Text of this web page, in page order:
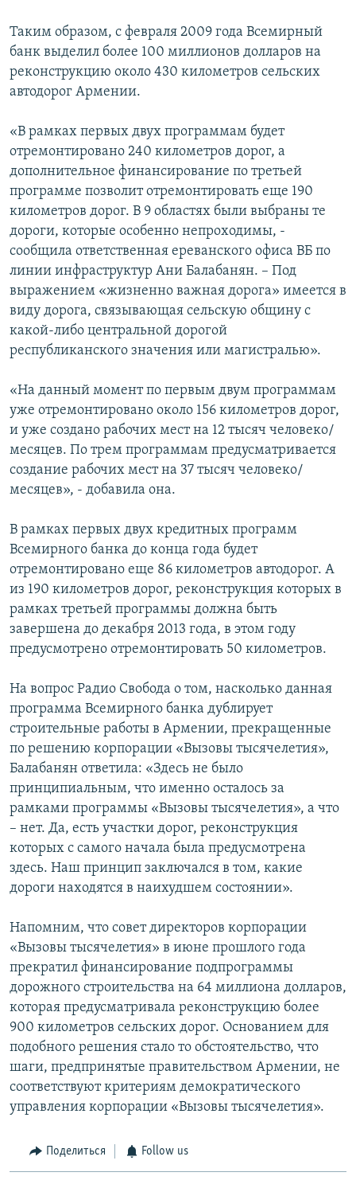
Таким образом, с февраля 2009 года Всемирный
банк выделил более 100 миллионов долларов на
реконструкцию около 430 километров сельских
автодорог Армении.
«В рамках первых двух программам будет
отремонтировано 240 километров дорог, а
дополнительное финансирование по третьей
программе позволит отремонтировать еще 190
километров дорог. В 9 областях были выбраны те
дороги, которые особенно непроходимы, -
сообщила ответственная ереванского офиса ВБ по
линии инфраструктур Ани Балабанян. – Под
выражением «жизненно важная дорога» имеется в
виду дорога, связывающая сельскую общину с
какой-либо центральной дорогой
республиканского значения или магистралью».
«На данный момент по первым двум программам
уже отремонтировано около 156 километров дорог,
и уже создано рабочих мест на 12 тысяч человеко/
месяцев. По трем программам предусматривается
создание рабочих мест на 37 тысяч человеко/
месяцев», - добавила она.
В рамках первых двух кредитных программ
Всемирного банка до конца года будет
отремонтировано еще 86 километров автодорог. А
из 190 километров дорог, реконструкция которых в
рамках третьей программы должна быть
завершена до декабря 2013 года, в этом году
предусмотрено отремонтировать 50 километров.
На вопрос Радио Свобода о том, насколько данная
программа Всемирного банка дублирует
строительные работы в Армении, прекращенные
по решению корпорации «Вызовы тысячелетия»,
Балабанян ответила: «Здесь не было
принципиальным, что именно осталось за
рамками программы «Вызовы тысячелетия», а что
– нет. Да, есть участки дорог, реконструкция
которых с самого начала была предусмотрена
здесь. Наш принцип заключался в том, какие
дороги находятся в наихудшем состоянии».
Напомним, что совет директоров корпорации
«Вызовы тысячелетия» в июне прошлого года
прекратил финансирование подпрограммы
дорожного строительства на 64 миллиона долларов,
которая предусматривала реконструкцию более
900 километров сельских дорог. Основанием для
подобного решения стало то обстоятельство, что
шаги, предпринятые правительством Армении, не
соответствуют критериям демократического
управления корпорации «Вызовы тысячелетия».
Поделиться Follow us